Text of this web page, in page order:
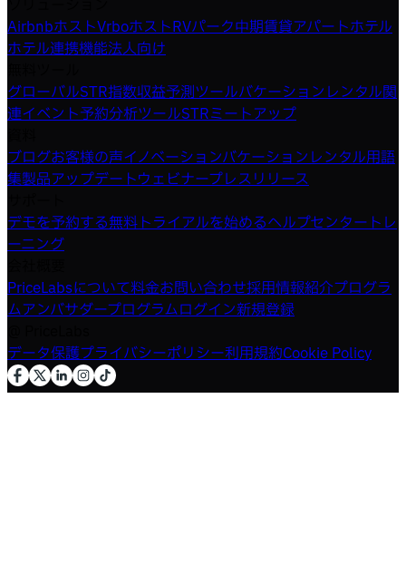
AirbnbホストVrboホストRVパーク中期賃貸アパートホテル
ホテル連携機能法人向け
グローバルSTR指数収益予測ツールバケーションレンタル関
連イベント予約分析ツールSTRミートアップ
ブログお客様の声イノベーションバケーションレンタル用語
集製品アップデートウェビナープレスリリース
デモを予約する無料トライアルを始めるヘルプセンター トレ
ーニング
PriceLabsについて料金お問い合わせ採用情報紹介プログラ
ムアンバサダープログラムログイン新規登録
データ保護プライバシーポリシー利用規約Cookie Policy